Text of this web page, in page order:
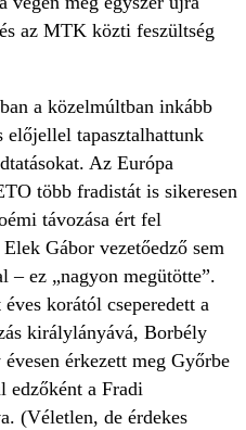
az MTK közti feszültség
a közelmúltban inkább
előjellel tapasztalhattunk
Az Európa
több fradistát is sikeresen
távozása ért fel
Gábor vezetőedző sem
– ez „nagyon megütötte”.
korától cseperedett a
királylányává, Borbély
érkezett meg Győrbe
edzőként a Fradi
(Véletlen, de érdekes